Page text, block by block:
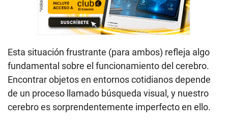
Esta situación frustrante (para ambos) refleja algo
fundamental sobre el funcionamiento del cerebro.
Encontrar objetos en entornos cotidianos depende
de un proceso llamado búsqueda visual, y nuestro
cerebro es sorprendentemente imperfecto en ello.